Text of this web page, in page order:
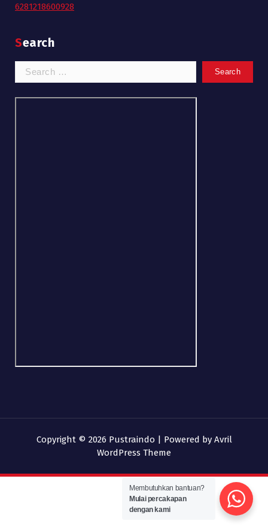
6281218600928
Search
Search
for:
Copyright © 2026 Pustraindo | Powered by Avril
WordPress Theme
Membutuhkan bantuan?
Mulai percakapan
dengan kami